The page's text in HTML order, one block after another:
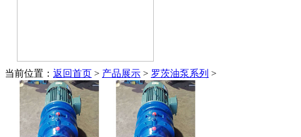
当前位置： 返回首页 > 产品展示 > 罗茨油泵系列 >